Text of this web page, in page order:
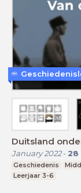
Duitsland
January 2022- 28
Geschiedenis
Leerjaar 3-6